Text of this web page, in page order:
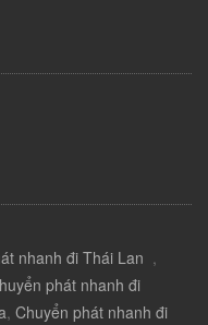
nhanh đi Thái Lan ,
phát nhanh đi
, Chuyển phát nhanh đi